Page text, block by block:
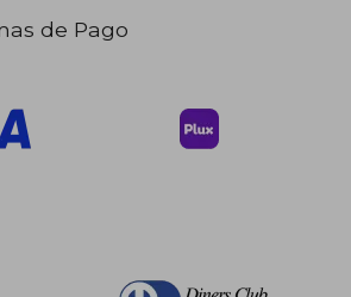
de Pago